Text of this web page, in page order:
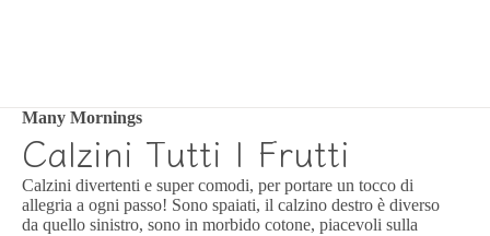
Many Mornings
Calzini Tutti I Frutti
Calzini divertenti e super comodi, per portare un tocco di
allegria a ogni passo! Sono spaiati, il calzino destro è diverso
da quello sinistro, sono in morbido cotone, piacevoli sulla